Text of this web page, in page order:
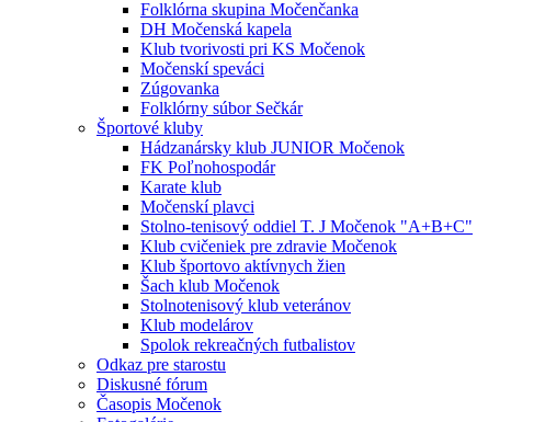
Folklórna skupina Močenčanka
DH Močenská kapela
Klub tvorivosti pri KS Močenok
Močenskí speváci
Zúgovanka
Folklórny súbor Sečkár
Športové kluby
Hádzanársky klub JUNIOR Močenok
FK Poľnohospodár
Karate klub
Močenskí plavci
Stolno-tenisový oddiel T. J Močenok "A+B+C"
Klub cvičeniek pre zdravie Močenok
Klub športovo aktívnych žien
Šach klub Močenok
Stolnotenisový klub veteránov
Klub modelárov
Spolok rekreačných futbalistov
Odkaz pre starostu
Diskusné fórum
Časopis Močenok